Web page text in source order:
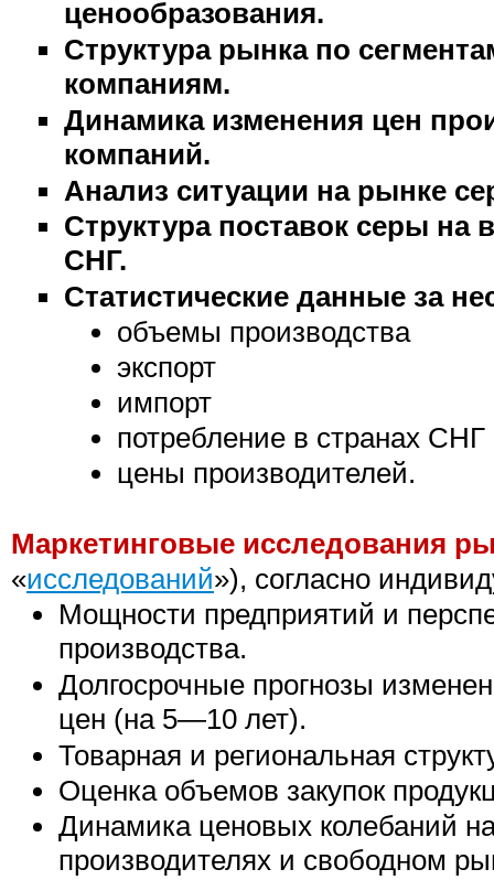
ценообразования.
Структура рынка по
компаниям.
Динамика изменения цен
компаний.
Анализ ситуации на рынке
Структура поставок серы на
СНГ.
Статистические данные за
объемы производства
экспорт
импорт
потребление в странах СНГ
цены производителей.
Маркетинговые исследования
«исследований»), согласно
Мощности предприятий и
производства.
Долгосрочные прогнозы
цен (на 5—10 лет).
Товарная и региональная
Оценка объемов закупок
Динамика ценовых колебаний
производителях и свободном